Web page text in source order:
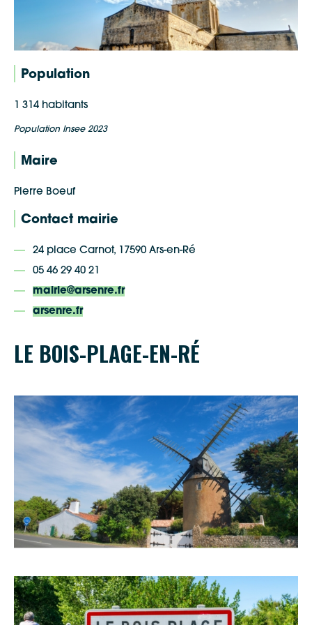
Population
1 314 habitants
Population Insee 2023
Maire
Pierre Boeuf
Contact mairie
24 place Carnot, 17590 Ars-en-Ré
05 46 29 40 21
mairie@arsenre.fr
arsenre.fr
LE BOIS-PLAGE-EN-RÉ